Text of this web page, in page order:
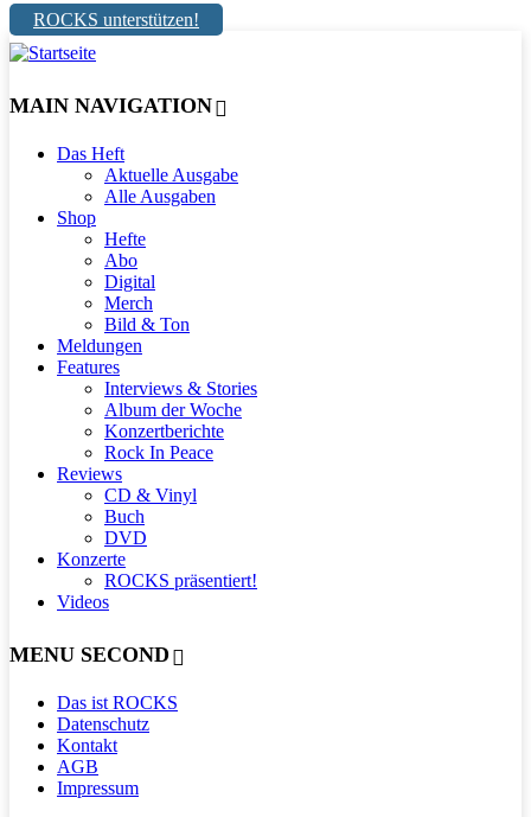
ROCKS unterstützen!
MAIN NAVIGATION
Das Heft
Aktuelle Ausgabe
Alle Ausgaben
Shop
Hefte
Abo
Digital
Merch
Bild & Ton
Meldungen
Features
Interviews & Stories
Album der Woche
Konzertberichte
Rock In Peace
Reviews
CD & Vinyl
Buch
DVD
Konzerte
ROCKS präsentiert!
Videos
MENU SECOND
Das ist ROCKS
Datenschutz
Kontakt
AGB
Impressum